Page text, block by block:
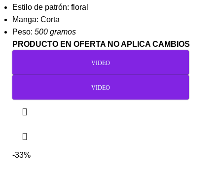
Estilo de patrón: floral
Manga: Corta
Peso: 500 gramos
PRODUCTO EN OFERTA NO APLICA CAMBIOS
VIDEO
VIDEO
-33%